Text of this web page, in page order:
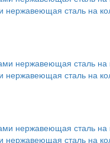
сталь на
сталь на
сталь на